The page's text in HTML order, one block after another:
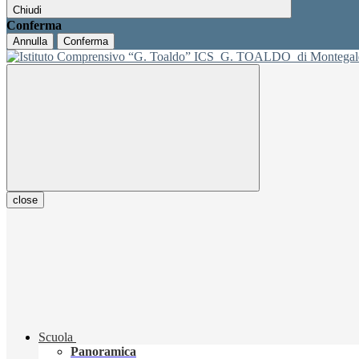
Chiudi
Conferma
Annulla Conferma
ICS G. TOALDO di
close
Scuola
Panoramica